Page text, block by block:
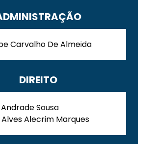
Carvalho De Almeida
DIREITO
Sousa
Alecrim Marques
um E-mail